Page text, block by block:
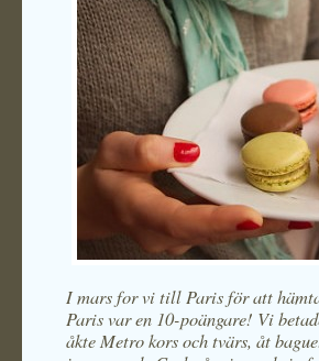
I mars for vi till Paris för att
Paris var en 10-poängare! Vi
åkte Metro kors och tvärs, åt